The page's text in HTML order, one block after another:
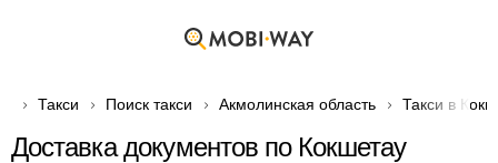
Такси Поиск такси Акмолинская область Такси в
Доставка документов по Кокшетау